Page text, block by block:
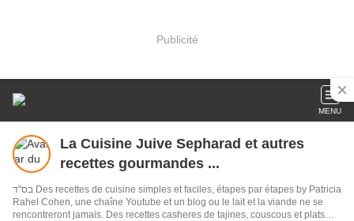
Publicité
MENU
La Cuisine Juive Sepharad et autres
recettes gourmandes ...
בס"ד Des recettes de cuisine simples et faciles, étapes par étapes by Patricia
Rahel Cohen, une chaîne Youtube et un blog ou le lait et la viande ne se
rencontreront jamais. Des recettes casheres de tajines, couscous et plats